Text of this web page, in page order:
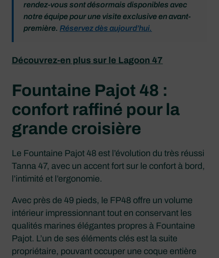
rendez-vous sont désormais disponibles avec
notre équipe pour une visite exclusive en avant-
première. Réservez dès aujourd’hui.
Découvrez-en plus sur le Lagoon 47
Fountaine Pajot 48 :
confort raffiné pour la
grande croisière
Le Fountaine Pajot 48 est l’évolution du très réussi
Tanna 47, avec un accent fort sur le confort à bord,
l’intimité et l’ergonomie.
Avec près de 49 pieds, le FP48 offre un volume
intérieur impressionnant tout en conservant les
qualités marines élégantes propres à Fountaine
Pajot. L’un de ses éléments clés est la suite
propriétaire, pouvant occuper une coque entière